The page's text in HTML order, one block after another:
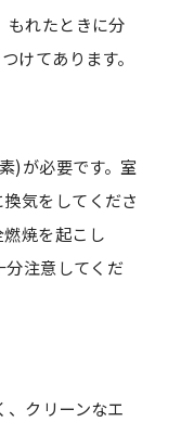
もれたときに分
けてあります。
)が必要です。室
気をしてくださ
焼を起こし
分注意してくだ
クリーンなエ